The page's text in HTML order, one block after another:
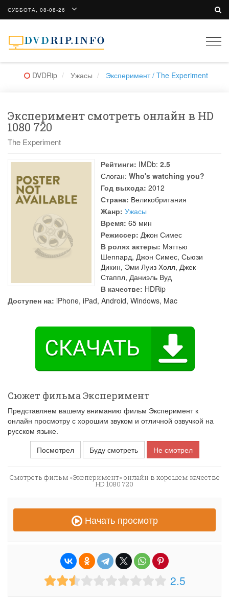
СУББОТА, 08-08-26
DVDRip Ужасы Эксперимент / The Experiment
Эксперимент смотреть онлайн в HD
1080 720
The Experiment
Рейтинги: IMDb: 2.5
Слоган: Who's watching you?
Год выхода: 2012
Страна: Великобритания
Жанр: Ужасы
Время: 65 мин
Режиссер: Джон Симес
В ролях актеры: Мэттью
Шеппард, Джон Симес, Сьюзи
Дикин, Эми Луиз Холл, Джек
Стаппл, Даниэль Вуд
В качестве: HDRip
Доступен на: iPhone, iPad, Android, Windows, Mac
Сюжет фильма Эксперимент
Представляем вашему вниманию фильм Эксперимент к
онлайн просмотру с хорошим звуком и отличной озвучкой на
русском языке.
Посмотрел
Буду смотреть Не смотрел
Смотреть фильм «Эксперимент» онлайн в хорошем качестве
HD 1080 720
Начать просмотр
2.5